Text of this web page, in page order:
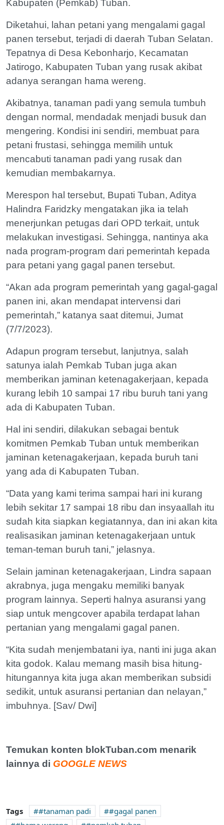
Kabupaten (Pemkab) Tuban.
Diketahui, lahan petani yang mengalami gagal
panen tersebut, terjadi di daerah Tuban Selatan.
Tepatnya di Desa Kebonharjo, Kecamatan
Jatirogo, Kabupaten Tuban yang rusak akibat
adanya serangan hama wereng.
Akibatnya, tanaman padi yang semula tumbuh
dengan normal, mendadak menjadi busuk dan
mengering. Kondisi ini sendiri, membuat para
petani frustasi, sehingga memilih untuk
mencabuti tanaman padi yang rusak dan
kemudian membakarnya.
Merespon hal tersebut, Bupati Tuban, Aditya
Halindra Faridzky mengatakan jika ia telah
menerjunkan petugas dari OPD terkait, untuk
melakukan investigasi. Sehingga, nantinya aka
nada program-program dari pemerintah kepada
para petani yang gagal panen tersebut.
“Akan ada program pemerintah yang gagal-gagal
panen ini, akan mendapat intervensi dari
pemerintah,” katanya saat ditemui, Jumat
(7/7/2023).
Adapun program tersebut, lanjutnya, salah
satunya ialah Pemkab Tuban juga akan
memberikan jaminan ketenagakerjaan, kepada
kurang lebih 10 sampai 17 ribu buruh tani yang
ada di Kabupaten Tuban.
Hal ini sendiri, dilakukan sebagai bentuk
komitmen Pemkab Tuban untuk memberikan
jaminan ketenagakerjaan, kepada buruh tani
yang ada di Kabupaten Tuban.
“Data yang kami terima sampai hari ini kurang
lebih sekitar 17 sampai 18 ribu dan insyaallah itu
sudah kita siapkan kegiatannya, dan ini akan kita
realisasikan jaminan ketenagakerjaan untuk
teman-teman buruh tani,” jelasnya.
Selain jaminan ketenagakerjaan, Lindra sapaan
akrabnya, juga mengaku memiliki banyak
program lainnya. Seperti halnya asuransi yang
siap untuk mengcover apabila terdapat lahan
pertanian yang mengalami gagal panen.
“Kita sudah menjembatani iya, nanti ini juga akan
kita godok. Kalau memang masih bisa hitung-
hitungannya kita juga akan memberikan subsidi
sedikit, untuk asuransi pertanian dan nelayan,”
imbuhnya. [Sav/ Dwi]
Temukan konten blokTuban.com menarik
lainnya di GOOGLE NEWS
Tags #tanaman padi
#gagal panen